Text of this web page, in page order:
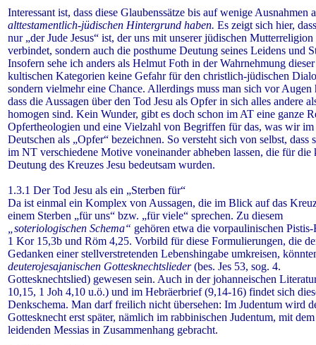
Interessant ist, dass diese Glaubenssätze bis auf wenige Ausnahmen
alttestamentlich-jüdischen Hintergrund haben. Es zeigt sich hier,
nur „der Jude Jesus“ ist, der uns mit unserer jüdischen Mutterreligion
verbindet, sondern auch die posthume Deutung seines Leidens und
Insofern sehe ich anders als Helmut Foth in der Wahrnehmung dieser
kultischen Kategorien keine Gefahr für den christlich-jüdischen
sondern vielmehr eine Chance. Allerdings muss man sich vor Augen
dass die Aussagen über den Tod Jesu als Opfer in sich alles andere
homogen sind. Kein Wunder, gibt es doch schon im AT eine ganze
Opfertheologien und eine Vielzahl von Begriffen für das, was wir im
Deutschen als „Opfer“ bezeichnen. So versteht sich von selbst, dass
im NT verschiedene Motive voneinander abheben lassen, die für die
Deutung des Kreuzes Jesu bedeutsam wurden.
1.3.1 Der Tod Jesu als ein „Sterben für“
Da ist einmal ein Komplex von Aussagen, die im Blick auf das
einem Sterben „für uns“ bzw. „für viele“ sprechen. Zu diesem
„soteriologischen Schema“ gehören etwa die vorpaulinischen
1 Kor 15,3b und Röm 4,25. Vorbild für diese Formulierungen, die
Gedanken einer stellverstretenden Lebenshingabe umkreisen,
deuterojesajanischen Gottesknechtslieder(bes. Jes 53, sog. 4.
Gottesknechtslied) gewesen sein. Auch in der johanneischen
10,15, 1 Joh 4,10 u.ö.) und im Hebräerbrief (9,14-16) findet sich
Denkschema. Man darf freilich nicht übersehen: Im Judentum wird
Gottesknecht erst später, nämlich im rabbinischen Judentum, mit dem
leidenden Messias in Zusammenhang gebracht.